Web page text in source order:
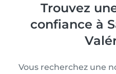
Trouvez
confiance à
Vous recherchez une